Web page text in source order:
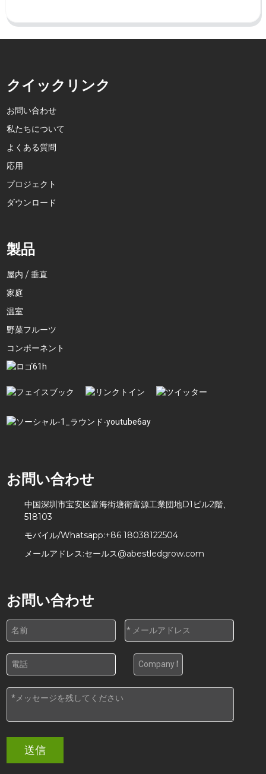
クイックリンク
お問い合わせ
私たちについて
よくある質問
応用
プロジェクト
ダウンロード
製品
屋内 / 垂直
家庭
温室
野菜フルーツ
コンポーネント
お問い合わせ
中国深圳市宝安区富海街塘衛富源工業団地D1ビル2階、
518103
モバイル/Whatsapp:+86 18038122504
メールアドレス:セールス@abestledgrow.com
お問い合わせ
送信